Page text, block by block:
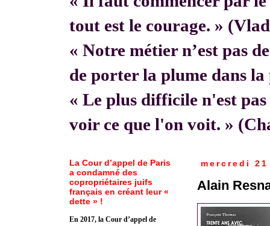
tout est le courage. »
« Notre métier n’est pas
de porter la plume dans
« Le plus difficile n'est
voir ce que l'on voit. »
mercredi
Alain
La Cour d’appel de Paris
a condamné des
copropriétaires juifs
français en créant leur «
dette » !
En 2017, la Cour d’appel de